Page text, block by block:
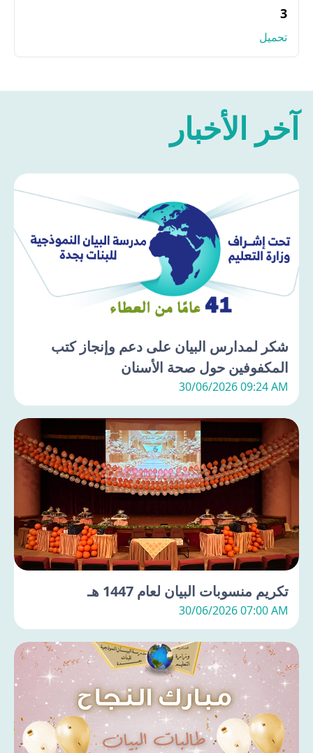
3
تحميل
آخر الأخبار
شكر لمدارس البيان على دعم وإنجاز كتب
المكفوفين حول صحة الأسنان
30/06/2026 09:24 AM
تكريم منسوبات البيان لعام 1447 هـ
30/06/2026 07:00 AM